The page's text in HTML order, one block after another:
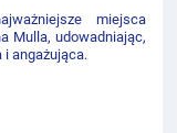
miejsca
Mulla, udowadniając,
angażująca.